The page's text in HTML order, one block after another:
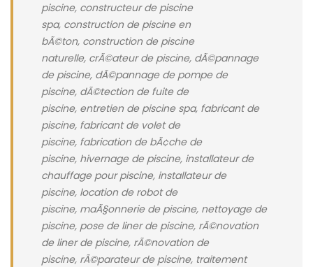
piscine, constructeur de piscine
spa, construction de piscine en
bÃ©ton, construction de piscine
naturelle, crÃ©ateur de piscine, dÃ©pannage
de piscine, dÃ©pannage de pompe de
piscine, dÃ©tection de fuite de
piscine, entretien de piscine spa, fabricant de
piscine, fabricant de volet de
piscine, fabrication de bÃ¢che de
piscine, hivernage de piscine, installateur de
chauffage pour piscine, installateur de
piscine, location de robot de
piscine, maÃ§onnerie de piscine, nettoyage de
piscine, pose de liner de piscine, rÃ©novation
de liner de piscine, rÃ©novation de
piscine, rÃ©parateur de piscine, traitement